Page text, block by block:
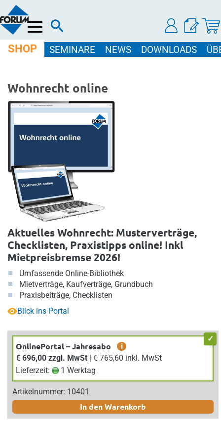
Menü
SHOP SEMINARE NEWS DOWNLOADS
Wohnrecht online
Aktuelles Wohnrecht: Musterverträge,
Checklisten, Praxistipps online! Inkl
Mietpreisbremse 2026!
Umfassende Online-Bibliothek
Mietverträge, Kaufverträge, Grundbuch
Praxisbeiträge, Checklisten
Blick ins Portal
OnlinePortal – Jahresabo
i
€ 696,00 zzgl. MwSt
| € 765,60 inkl. MwSt
Lieferzeit:
1 Werktag
Artikelnummer: 10401
In den Warenkorb